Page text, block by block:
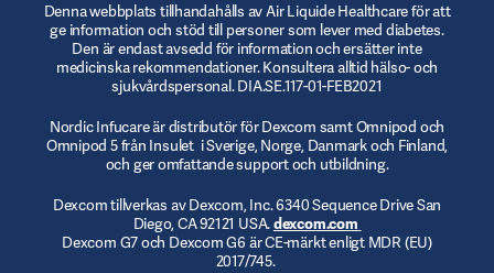
Denna webbplats tillhandahålls av Air Liquide Healthcare för att
ge information och stöd till personer som lever med diabetes.
Den är endast avsedd för information och ersätter inte
medicinska rekommendationer. Konsultera alltid hälso- och
sjukvårdspersonal. DIA.SE.117-01-FEB2021
Nordic Infucare är distributör för Dexcom samt Omnipod och
Omnipod 5 från Insulet i Sverige, Norge, Danmark och Finland,
och ger omfattande support och utbildning.
Dexcom tillverkas av Dexcom, Inc. 6340 Sequence Drive San
Diego, CA 92121 USA.dexcom.com
Dexcom G7 och Dexcom G6 är CE-märkt enligt MDR (EU)
2017/745.